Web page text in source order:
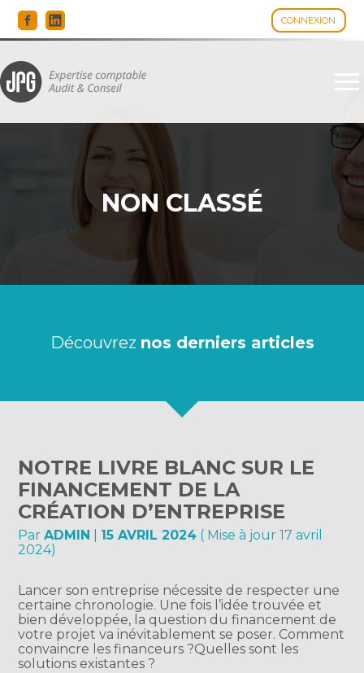
CONNEXION
Aller
au
NON CLASSÉ
Découvrez nos derniers articles
NOTRE LIVRE BLANC SUR LE
FINANCEMENT DE LA
CRÉATION D’ENTREPRISE
ParADMIN 15 AVRIL 2024 ( Mise à jour 17 avril
2024)
Lancer son entreprise nécessite de respecter une
certaine chronologie. Une fois l’idée trouvée et
bien développée, la question du financement de
votre projet va inévitablement se poser. Comment
convaincre les financeurs ?Quelles sont les
solutions existantes ?